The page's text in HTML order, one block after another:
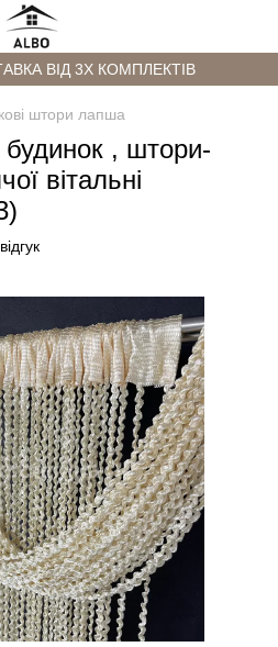
ВІД 3Х КОМПЛЕКТІВ
штори лапша
, штори-
вітальні